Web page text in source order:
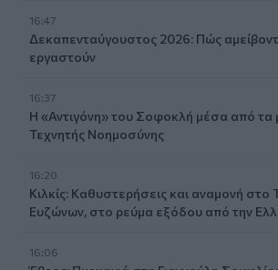
16:47
Δεκαπενταύγουστος 2026: Πώς
εργαστούν
16:37
Η «Αντιγόνη» του Σοφοκλή μέσα από τα
Τεχνητής Νοημοσύνης
16:20
Κιλκίς: Καθυστερήσεις και αναμονή στο
Ευζώνων, στο ρεύμα εξόδου από την
16:06